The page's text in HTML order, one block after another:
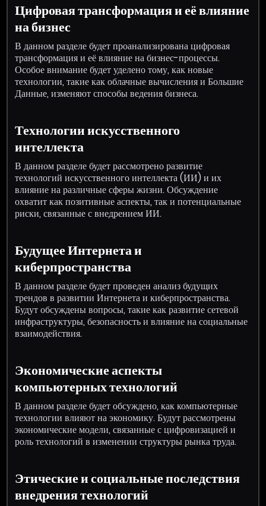
Цифровая трансформация и её влияние
на бизнес
В данном разделе будет проанализирована цифровая
трансформация и её влияние на бизнес-процессы.
Особое внимание будет уделено тому, как новые
технологии, такие как облачные вычисления и Большие
Данные, изменяют способы ведения бизнеса.
Технологии искусственного
интеллекта
В данном разделе будет рассмотрено развитие
технологий искусственного интеллекта (ИИ) и их
влияние на различные сферы жизни. Обсуждение
охватит как позитивные аспекты, так и потенциальные
риски, связанные с внедрением ИИ.
Будущее Интернета и
киберпространства
В данном разделе будет проведен анализ будущих
трендов в развитии Интернета и киберпространства.
Будут обсуждены вопросы, такие как развитие сетевой
инфраструктуры, безопасность и влияние на социальные
взаимодействия.
Экономические аспекты
компьютерных технологий
В данном разделе будет обсуждено, как компьютерные
технологии влияют на экономику. Будут рассмотрены
экономические модели, связанные с цифровизацией и
роль технологий в изменении структуры рынка труда.
Этические и социальные последствия
внедрения технологий